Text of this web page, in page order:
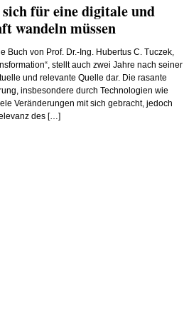
für eine digitale und
wandeln müssen
Buch von Prof. Dr.-Ing. Hubertus C. Tuczek,
stellt auch zwei Jahre nach seiner
und relevante Quelle dar. Die rasante
insbesondere durch Technologien wie
Veränderungen mit sich gebracht, jedoch
des […]